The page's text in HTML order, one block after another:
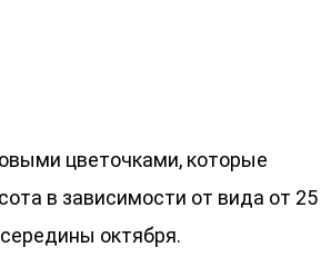
цветочками, которые
в зависимости от вида от 25
октября.